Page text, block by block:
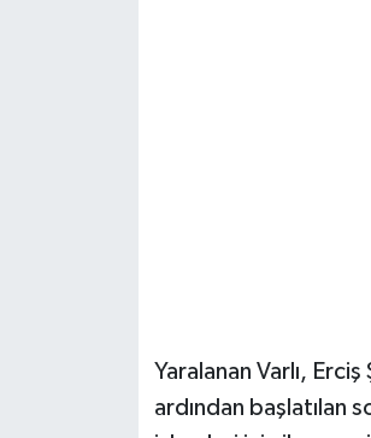
Yaralanan Varlı,
ardından başlatılan